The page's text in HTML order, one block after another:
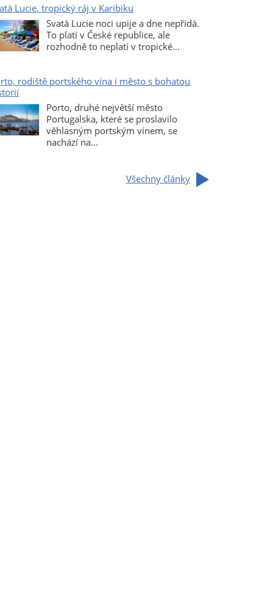
Lucie, tropický ráj v Karibiku
Svatá Lucie noci upije a dne nepřidá.
To platí v České republice, ale
rozhodně to neplatí v tropické...
rodiště portského vína i město s bohatou
Porto, druhé největší město
Portugalska, které se proslavilo
věhlasným portským vínem, se
nachází na...
Všechny články